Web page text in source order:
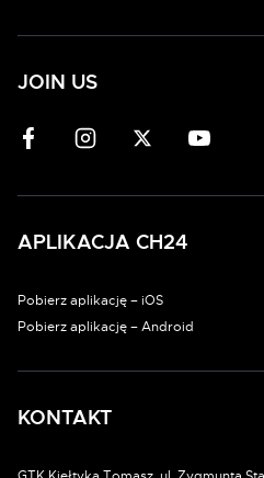
JOIN US
APLIKACJA CH24
Pobierz aplikację – iOS
Pobierz aplikację – Android
KONTAKT